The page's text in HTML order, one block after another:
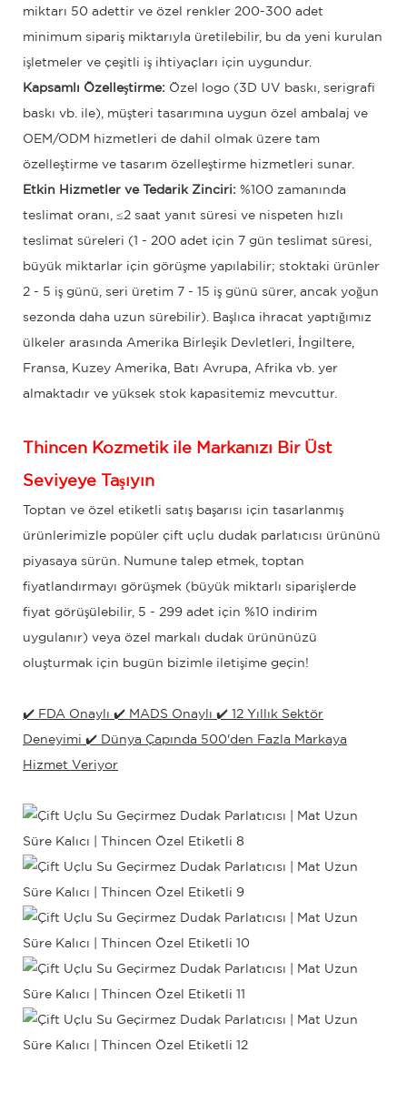
miktarı 50 adettir ve özel renkler 200-300 adet
minimum sipariş miktarıyla üretilebilir, bu da yeni kurulan
işletmeler ve çeşitli iş ihtiyaçları için uygundur.
Kapsamlı Özelleştirme: Özel logo (3D UV baskı, serigrafi
baskı vb. ile), müşteri tasarımına uygun özel ambalaj ve
OEM/ODM hizmetleri de dahil olmak üzere tam
özelleştirme ve tasarım özelleştirme hizmetleri sunar.
Etkin Hizmetler ve Tedarik Zinciri: %100 zamanında
teslimat oranı, ≤2 saat yanıt süresi ve nispeten hızlı
teslimat süreleri (1 - 200 adet için 7 gün teslimat süresi,
büyük miktarlar için görüşme yapılabilir; stoktaki ürünler
2 - 5 iş günü, seri üretim 7 - 15 iş günü sürer, ancak yoğun
sezonda daha uzun sürebilir). Başlıca ihracat yaptığımız
ülkeler arasında Amerika Birleşik Devletleri, İngiltere,
Fransa, Kuzey Amerika, Batı Avrupa, Afrika vb. yer
almaktadır ve yüksek stok kapasitemiz mevcuttur.
Thincen Kozmetikile Markanızı Bir Üst
Seviyeye Taşıyın
Toptan ve özel etiketli satış başarısı için tasarlanmış
ürünlerimizle popüler çift uçlu dudak parlatıcısı ürününü
piyasaya sürün. Numune talep etmek, toptan
fiyatlandırmayı görüşmek (büyük miktarlı siparişlerde
fiyat görüşülebilir, 5 - 299 adet için %10 indirim
uygulanır) veya özel markalı dudak ürününüzü
oluşturmak için bugün bizimle iletişime geçin!
✔️ FDA Onaylı ✔️ MADS Onaylı ✔️ 12 Yıllık Sektör
Deneyimi ✔️ Dünya Çapında 500'den Fazla Markaya
Hizmet Veriyor